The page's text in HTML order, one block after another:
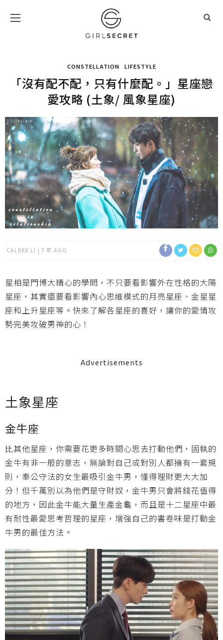
CONSTELLATION LIFESTYLE
「沒有配不配，只有什麼配。」星座戀
愛攻略 (土象/ 風象星座)
CALBEE LI 7 年 AGO
星相是門博大精心的學問，不只要看影響外在性格的大陽
星座，其實還要看影響內心思維模式的月亮星座、金星星
座和上升星座等。快來了解各星座的喜好，讓你的愛情攻
勢完美攻破男神的心！
Advertisements
土象星座
金牛座
比其他星座，你需要花更多時間心思去打動他們，固執的
金牛有非一般的意志，無論對自己或對別人都擁有一套規
則，奉公守法的女生最吸引金牛男，懂得理財更大大加
分！但千萬別以為他們是守財奴，金牛男只會將錢花值得
的地方，因此金牛能大量生產金龜，而且是十二星座中最
有耐性最愛思考哲理的星座，增強自己的書卷味是打動金
牛男的最佳方法。